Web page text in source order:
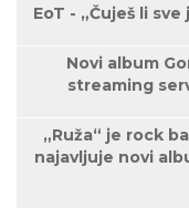
EoT - „Čuješ li
Novi album
streaming
„Ruža“ je rock
najavljuje novi